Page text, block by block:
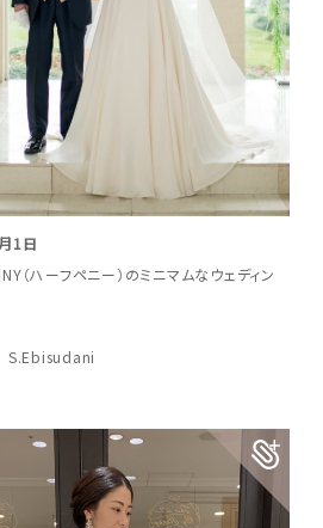
1日
（ハーフペニー）のミニマムなウェディン
S.Ebisudani